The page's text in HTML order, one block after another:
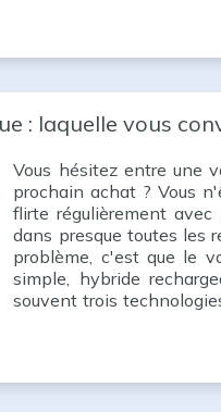
: laquelle vous
Vous hésitez entre une
prochain achat ? Vous
flirte régulièrement
dans presque toutes les
problème, c'est que le
simple, hybride
souvent trois